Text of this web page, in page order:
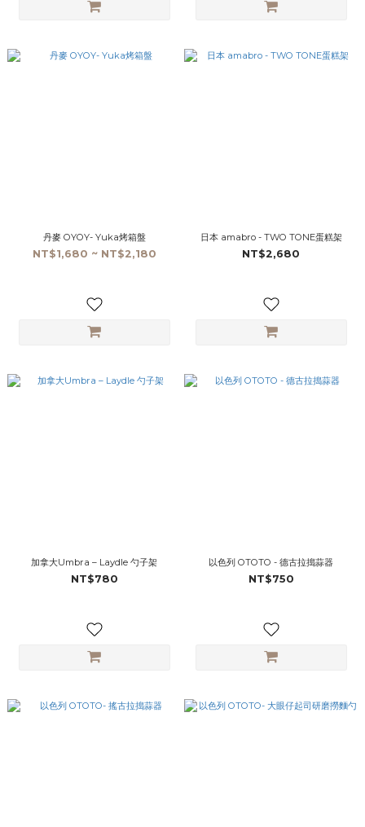
丹麥 OYOY- Yuka烤箱盤
NT$1,680 ~ NT$2,180
日本 amabro - TWO TONE蛋糕架
NT$2,680
加拿大Umbra – Laydle 勺子架
NT$780
以色列 OTOTO - 德古拉搗蒜器
NT$750